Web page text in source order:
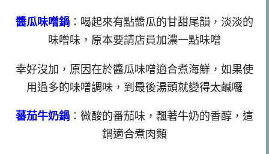
醬瓜味噌鍋 ：喝起來有點醬瓜的甘甜尾韻，淡淡的
味噌味，原本要請店員加濃一點味噌
幸好沒加，原因在於醬瓜味噌適合煮海鮮，如果使
用過多的味噌調味，到最後湯頭就變得太鹹囉
蕃茄牛奶鍋 ：微酸的番茄味，飄著牛奶的香醇，這
鍋適合煮肉類